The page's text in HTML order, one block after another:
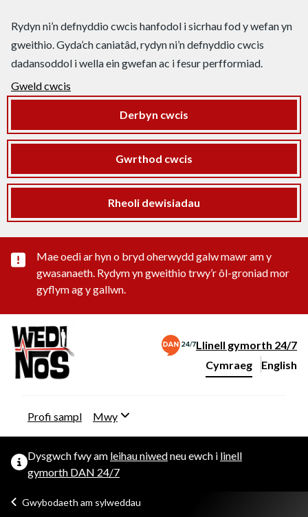
Rydyn ni’n defnyddio cwcis hanfodol i sicrhau fod y wefan yn
gweithio. Gyda’ch caniatâd, rydyn ni’n defnyddio cwcis
dadansoddol i wella ein gwefan ac i fesur perfformiad.
Gweld cwcis
Derbyn cwcis
Gwrthod cwcis
Rheoli dewisiadau
Rhybudd sylwedd pwysig
Mae oedi ar hyn o bryd oherwydd galw mawr am y
gwasanaeth. Rydym yn gweithio trwy’r ôl-groniad mor
gyflym ag y gallwn.
Llinell gymorth 24/7
Newid iaith y wefan
Cymraeg English
–
Profi sampl Mwy
Dysgwch fwy am leihau niwedneu ewch i linell
gymorth DAN 24/7
Gwybodaeth am sylweddau